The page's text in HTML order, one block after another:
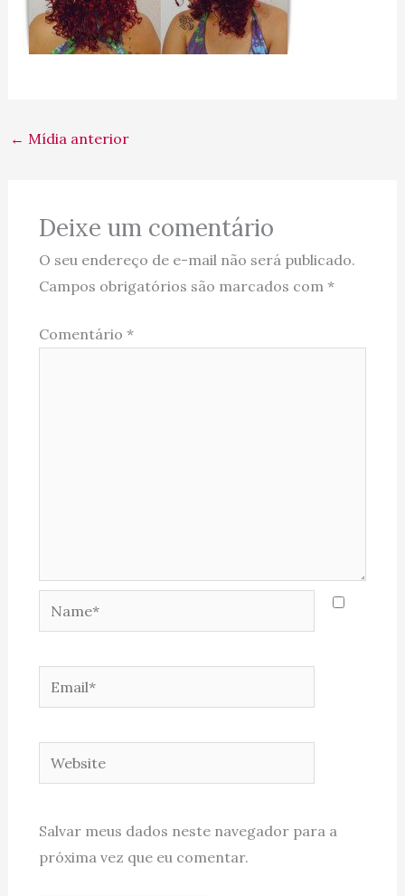
← Mídia anterior
Deixe um comentário
O seu endereço de e-mail não será publicado.
Campos obrigatórios são marcados com *
Comentário *
Name*
Email*
Website
Salvar meus dados neste navegador para a
próxima vez que eu comentar.